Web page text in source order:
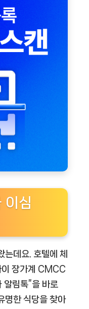
이심
는데요. 호텔에 체
이 장가계 CMCC
림톡”을 바로
명한 식당을 찾아